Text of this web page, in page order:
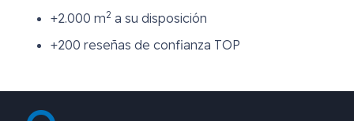
+2.000 m2 a su disposición
+200 reseñas de confianza TOP